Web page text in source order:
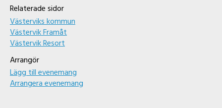
Relaterade sidor
Västerviks kommun
Västervik Framåt
Västervik Resort
Arrangör
Lägg till evenemang
Arrangera evenemang